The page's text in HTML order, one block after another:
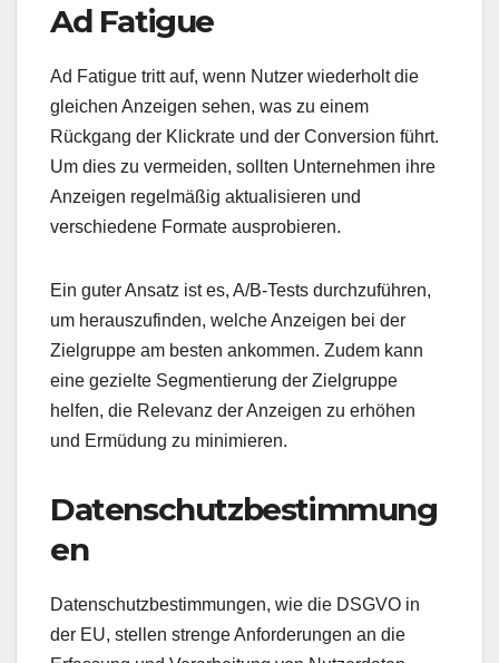
Ad Fatigue
Ad Fatigue tritt auf, wenn Nutzer wiederholt die
gleichen Anzeigen sehen, was zu einem
Rückgang der Klickrate und der Conversion führt.
Um dies zu vermeiden, sollten Unternehmen ihre
Anzeigen regelmäßig aktualisieren und
verschiedene Formate ausprobieren.
Ein guter Ansatz ist es, A/B-Tests durchzuführen,
um herauszufinden, welche Anzeigen bei der
Zielgruppe am besten ankommen. Zudem kann
eine gezielte Segmentierung der Zielgruppe
helfen, die Relevanz der Anzeigen zu erhöhen
und Ermüdung zu minimieren.
Datenschutzbestimmung
en
Datenschutzbestimmungen, wie die DSGVO in
der EU, stellen strenge Anforderungen an die